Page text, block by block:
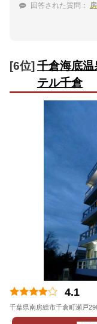
回答された質問：
[6位] 千倉海底
テル千倉
4.1
千葉県南房総市千倉町瀬戸